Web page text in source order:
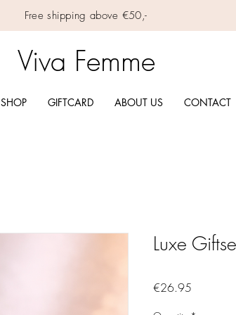
Free shipping above €50,-
Viva Femme
SHOP GIFTCARD ABOUT US CONTACT
Luxe
€26.95